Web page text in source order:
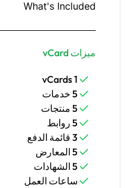
What's Included
ميزات vCard
1 vCards
5 خدمات
5 منتجات
5 روابط
3 قائمة الدفع
5 المعارض
5 الشهادات
ساعات العمل